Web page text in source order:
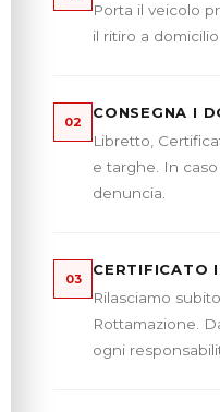
Porta il veicolo
il ritiro a domicilio.
02
CONSEGNA I
Libretto,
e targhe. In
denuncia.
03
CERTIFICATO
Rilasciamo
Rottamazione.
ogni